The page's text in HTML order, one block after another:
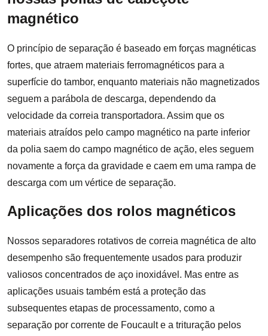
magnético
O princípio de separação é baseado em forças magnéticas
fortes, que atraem materiais ferromagnéticos para a
superfície do tambor, enquanto materiais não magnetizados
seguem a parábola de descarga, dependendo da
velocidade da correia transportadora. Assim que os
materiais atraídos pelo campo magnético na parte inferior
da polia saem do campo magnético de ação, eles seguem
novamente a força da gravidade e caem em uma rampa de
descarga com um vértice de separação.
Aplicações dos rolos magnéticos
Nossos separadores rotativos de correia magnética de alto
desempenho são frequentemente usados para produzir
valiosos concentrados de aço inoxidável. Mas entre as
aplicações usuais também está a proteção das
subsequentes etapas de processamento, como a
separação por corrente de Foucault e a trituração pelos